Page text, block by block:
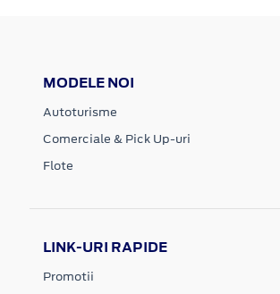
MODELE NOI
Autoturisme
Comerciale & Pick Up-uri
Flote
LINK-URI RAPIDE
Promotii